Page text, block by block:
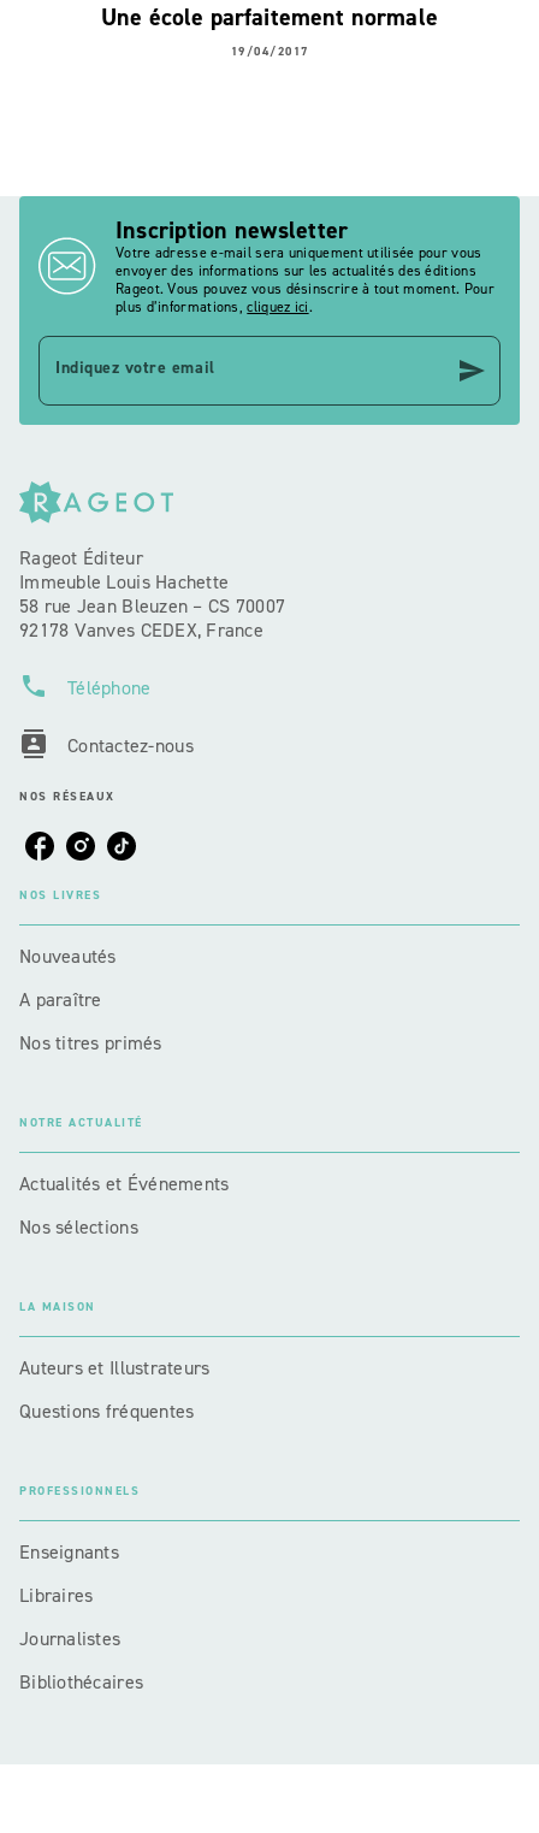
Une école parfaitement normale
19/04/2017
Inscription newsletter
Votre adresse e-mail sera uniquement utilisée pour vous
envoyer des informations sur les actualités des éditions
Rageot. Vous pouvez vous désinscrire à tout moment. Pour
plus d’informations,cliquez ici.
Indiquez votre email send
Rageot Éditeur
Immeuble Louis Hachette
58 rue Jean Bleuzen – CS 70007
92178 Vanves CEDEX, France
phone Téléphone
contacts Contactez-nous
NOS RÉSEAUX
NOS LIVRES
Nouveautés
A paraître
Nos titres primés
NOTRE ACTUALITÉ
Actualités et Événements
Nos sélections
LA MAISON
Auteurs et Illustrateurs
Questions fréquentes
PROFESSIONNELS
Enseignants
Libraires
Journalistes
Bibliothécaires